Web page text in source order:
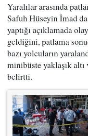
Yaralılar arasında
Safuh Hüseyin İmad
yaptığı açıklamada
geldiğini, patlama
bazı yolcuların
minibüste yaklaşık
belirtti.